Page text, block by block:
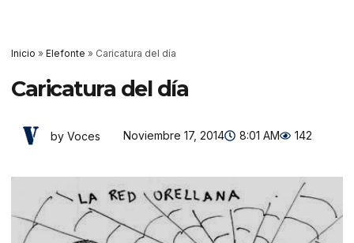
Inicio » Elefonte » Caricatura del día
Caricatura del día
by Voces Noviembre 17, 2014 8:01 AM 142